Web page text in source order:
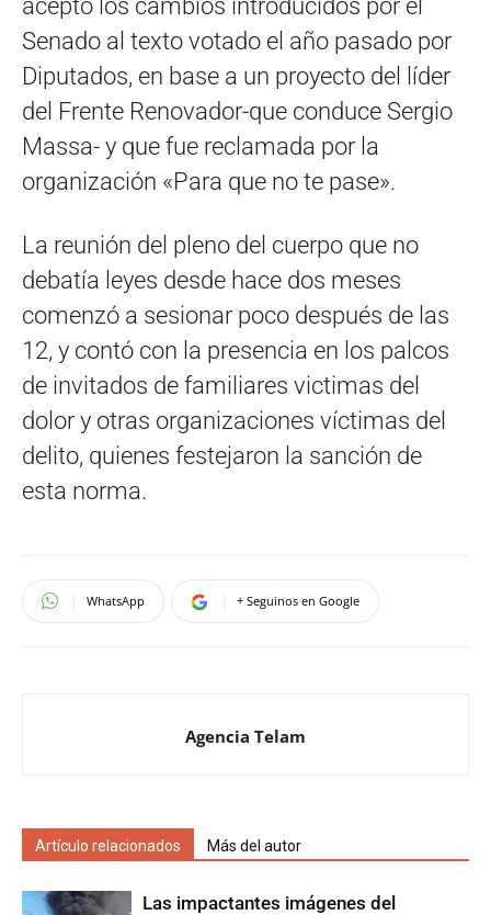
aceptó los cambios introducidos por el
Senado al texto votado el año pasado por
Diputados, en base a un proyecto del líder
del Frente Renovador-que conduce Sergio
Massa- y que fue reclamada por la
organización «Para que no te pase».
La reunión del pleno del cuerpo que no
debatía leyes desde hace dos meses
comenzó a sesionar poco después de las
12, y contó con la presencia en los palcos
de invitados de familiares victimas del
dolor y otras organizaciones víctimas del
delito, quienes festejaron la sanción de
esta norma.
WhatsApp + Seguinos en Google
Agencia Telam
Artículo relacionados Más del autor
Las impactantes imágenes del